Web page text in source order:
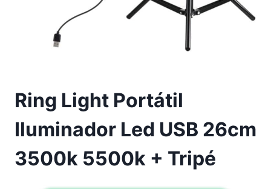
Ring Light Portátil
Iluminador Led USB 26cm
3500k 5500k + Tripé